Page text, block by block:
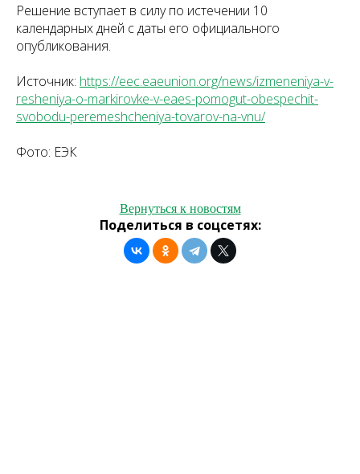
Решение вступает в силу по истечении 10
календарных дней с даты его официального
опубликования.
Источник: https://eec.eaeunion.org/news/izmeneniya-v-
resheniya-o-markirovke-v-eaes-pomogut-obespechit-
svobodu-peremeshcheniya-tovarov-na-vnu/
Фото: ЕЭК
Вернуться к новостям
Поделиться в соцсетях: